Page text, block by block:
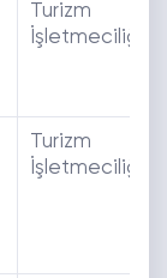
Turizm
İşletmeciliği
Turizm
İşletmeciliği